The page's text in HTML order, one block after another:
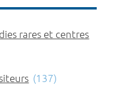
rares et centres
(137)